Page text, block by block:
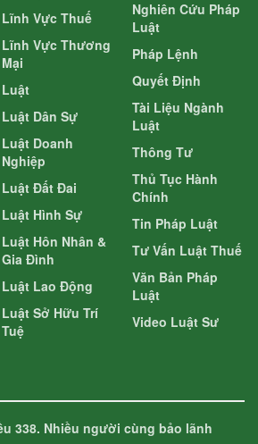
Lĩnh Vực Thuế
Lĩnh Vực Thương
Mại
Luật
Luật Dân Sự
Luật Doanh
Nghiệp
Luật Đất Đai
Luật Hình Sự
Luật Hôn Nhân &
Gia Đình
Luật Lao Động
Luật Sở Hữu Trí
Tuệ
Nghiên Cứu Pháp
Luật
Pháp Lệnh
Quyết Định
Tài Liệu Ngành
Luật
Thông Tư
Thủ Tục Hành
Chính
Tin Pháp Luật
Tư Vấn Luật Thuế
Văn Bản Pháp
Luật
Video Luật Sư
338. Nhiều người cùng bảo lãnh